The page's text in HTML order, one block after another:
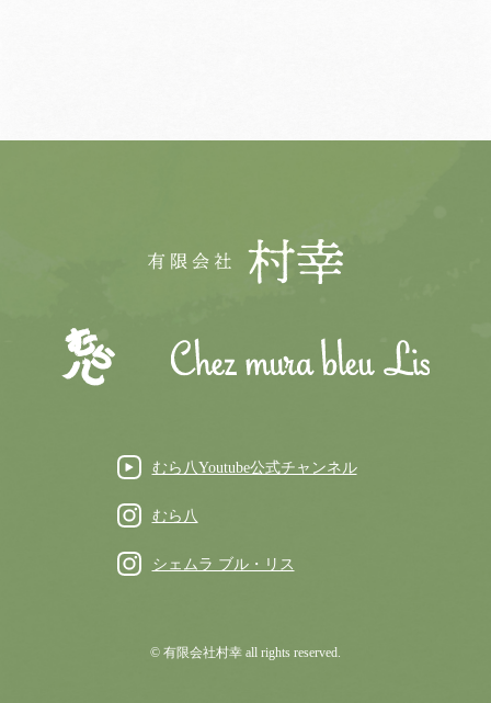
むら八Youtube公式チャンネル
むら八
シェムラ ブル・リス
© 有限会社村幸 all rights reserved.